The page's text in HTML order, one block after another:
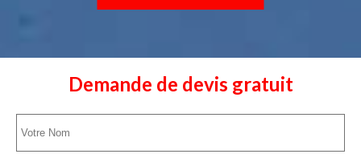
Demande de devis gratuit